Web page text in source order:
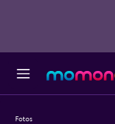
Fotos